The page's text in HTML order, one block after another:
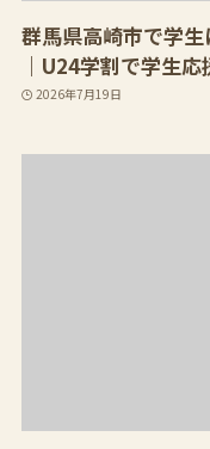
群馬県高崎市で学
｜U24学割で学生応
2026年7月19日